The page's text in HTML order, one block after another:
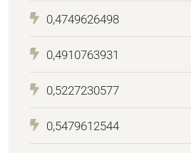
0,4749626498
0,4910763931
0,5227230577
0,5479612544